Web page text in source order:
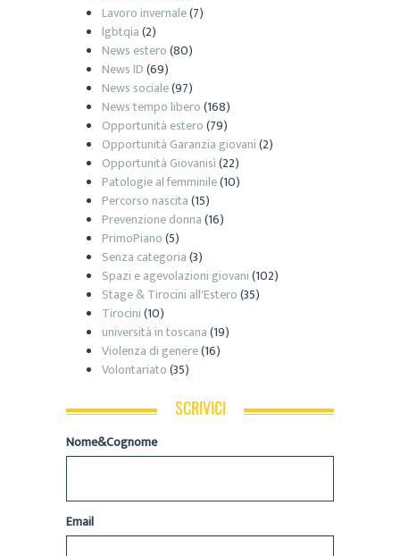
Lavoro invernale(7)
lgbtqia(2)
News estero(80)
News ID(69)
News sociale(97)
News tempo libero(168)
Opportunità estero(79)
Opportunità Garanzia giovani(2)
Opportunità Giovanisì(22)
Patologie al femminile(10)
Percorso nascita(15)
Prevenzione donna(16)
PrimoPiano(5)
Senza categoria(3)
Spazi e agevolazioni giovani(102)
Stage & Tirocini all'Estero(35)
Tirocini(10)
università in toscana(19)
Violenza di genere(16)
Volontariato(35)
SCRIVICI
Nome&Cognome
Email